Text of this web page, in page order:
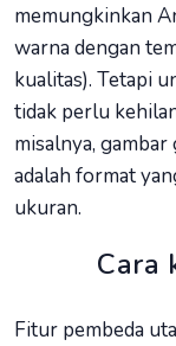
memungkinkan
warna dengan
kualitas). Tetapi
tidak perlu
misalnya,
adalah format
ukuran.
Cara
Fitur pembeda